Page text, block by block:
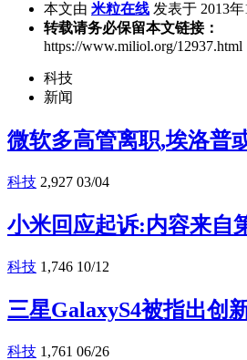
本文由 米粒在线 发表于 2013年
转载请务必保留本文链接：
https://www.miliol.org/12937.html
科技
新闻
微软多高管离职,埃洛普
科技 2,927 03/04
小米回应起诉:内容来自
科技 1,746 10/12
三星GalaxyS4被指出创
科技 1,761 06/26